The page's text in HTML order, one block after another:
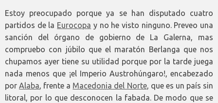
Estoy preocupado porque ya se han disputado cuatro
partidos de la Eurocopa y no he visto ninguno. Preveo una
sanción del órgano de gobierno de La Galerna, mas
compruebo con júbilo que el maratón Berlanga que nos
chupamos ayer tiene su utilidad porque por la tarde juega
nada menos que ¡el Imperio Austrohúngaro!, encabezado
porAlaba, frente a Macedonia del Norte, que es un país sin
litoral, por lo que desconocen la fabada. De modo que se